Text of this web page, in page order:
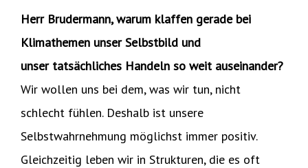
Herr Brudermann, warum klaffen gerade bei
Klimathemen unser Selbstbild und
unser tatsächliches Handeln so weit auseinander?
Wir wollen uns bei dem, was wir tun, nicht
schlecht fühlen. Deshalb ist unsere
Selbstwahrnehmung möglichst immer positiv.
Gleichzeitig leben wir in Strukturen, die es oft